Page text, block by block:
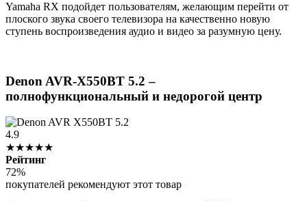
Yamaha RX подойдет пользователям, желающим перейти от
плоского звука своего телевизора на качественно новую
ступень воспроизведения аудио и видео за разумную цену.
Denon AVR-X550BT 5.2 –
полнофункциональный и недорогой центр
4.9
★★★★★
Рейтинг
72%
покупателей рекомендуют этот товар